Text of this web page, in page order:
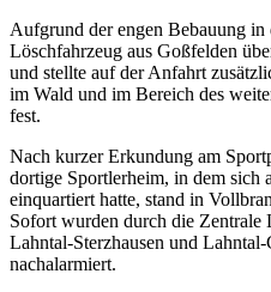
Aufgrund der engen Bebauung in
Löschfahrzeug aus Goßfelden
und stellte auf der Anfahrt
im Wald und im Bereich des
fest.
Nach kurzer Erkundung am
dortige Sportlerheim, in dem sich
einquartiert hatte, stand in
Sofort wurden durch die Zentrale
Lahntal-Sterzhausen und
nachalarmiert.